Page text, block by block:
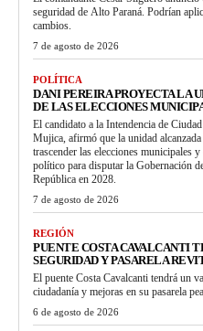
seguridad de Alto Paraná. Podrían
cambios.
7 de agosto de 2026
POLÍTICA
DANI PEREIRA PROYECTA LA
DE LAS ELECCIONES
El candidato a la Intendencia de
Mujica, afirmó que la unidad
trascender las elecciones municipales
político para disputar la Gobernación
República en 2028.
7 de agosto de 2026
REGIÓN
PUENTE COSTA CAVALCANTI
SEGURIDAD Y PASARELA
El puente Costa Cavalcanti tendrá un
ciudadanía y mejoras en su pasarela
6 de agosto de 2026